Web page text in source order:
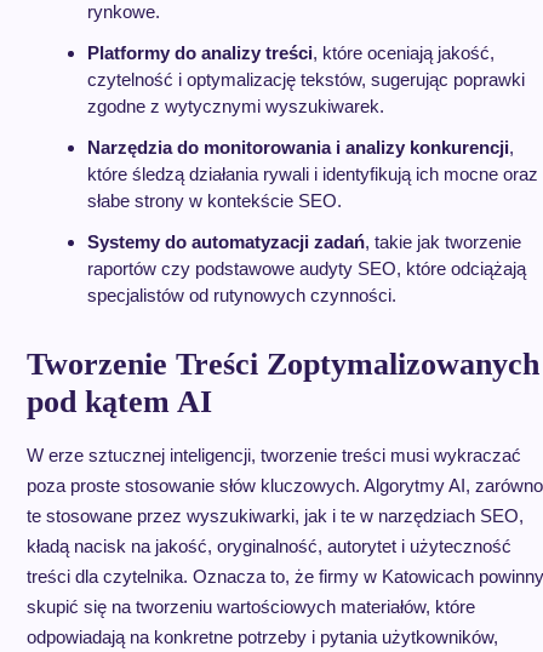
rynkowe.
Platformy do analizy treści, które oceniają jakość,
czytelność i optymalizację tekstów, sugerując poprawki
zgodne z wytycznymi wyszukiwarek.
Narzędzia do monitorowania i analizy konkurencji,
które śledzą działania rywali i identyfikują ich mocne oraz
słabe strony w kontekście SEO.
Systemy do automatyzacji zadań, takie jak tworzenie
raportów czy podstawowe audyty SEO, które odciążają
specjalistów od rutynowych czynności.
Tworzenie Treści Zoptymalizowanych
pod kątem AI
W erze sztucznej inteligencji, tworzenie treści musi wykraczać
poza proste stosowanie słów kluczowych. Algorytmy AI, zarówno
te stosowane przez wyszukiwarki, jak i te w narzędziach SEO,
kładą nacisk na jakość, oryginalność, autorytet i użyteczność
treści dla czytelnika. Oznacza to, że firmy w Katowicach powinny
skupić się na tworzeniu wartościowych materiałów, które
odpowiadają na konkretne potrzeby i pytania użytkowników,